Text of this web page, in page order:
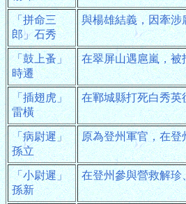
「拼命三
郎」石秀
與楊雄結義，因牽涉
「鼓上蚤」
時遷
在翠屏山遇扈嵐，被
「插翅虎」
雷橫
在鄆城縣打死白秀英
「病尉遲」
孫立
原為登州軍官，在登
「小尉遲」
孫新
在登州參與營救解珍